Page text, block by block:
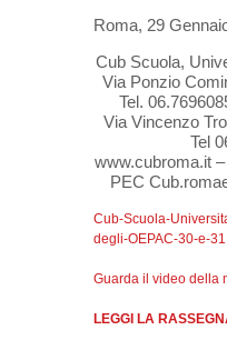
Roma, 29
Cub Scuola,
Via Ponzio
Tel.
Via Vincenzo
Tel
www.cubroma.it
PEC
Cub-Scuola-
degli-OEPAC-30-e-
Guarda il video della
LEGGI LA